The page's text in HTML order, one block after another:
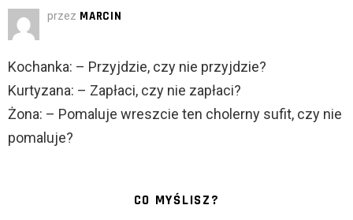
przez MARCIN
Kochanka: – Przyjdzie, czy nie przyjdzie?
Kurtyzana: – Zapłaci, czy nie zapłaci?
Żona: – Pomaluje wreszcie ten cholerny sufit, czy nie
pomaluje?
CO MYŚLISZ?